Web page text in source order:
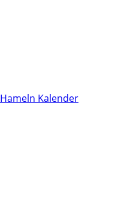
Hameln Kalender